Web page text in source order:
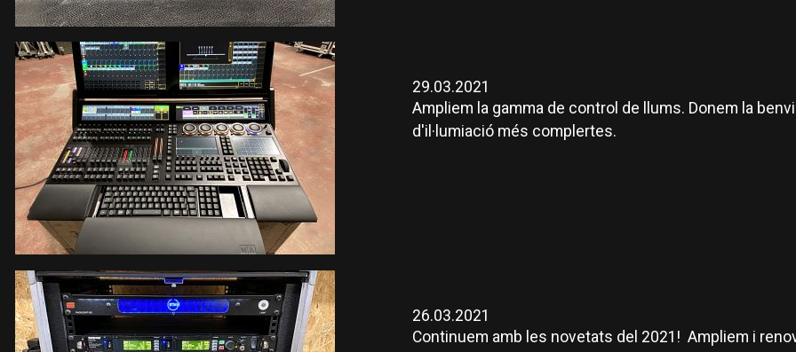
29.03.2021
Ampliem la gamma de control de llums. Donem la
d'il·lumiació més complertes.
26.03.2021
Continuem amb les novetats del 2021! Ampliem i